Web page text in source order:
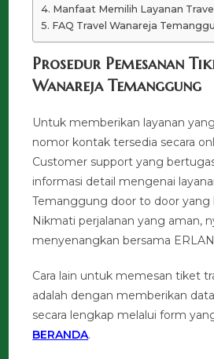
Manfaat Memilih Layanan Travel
FAQ Travel Wanareja
Prosedur Pemesanan
Wanareja Temanggung
Untuk memberikan layanan
nomor kontak tersedia secara
Customer support yang
informasi detail mengenai
Temanggung door to door yang
Nikmati perjalanan yang aman,
menyenangkan bersama
Cara lain untuk memesan tiket
adalah dengan memberikan
secara lengkap melalui form
BERANDA.